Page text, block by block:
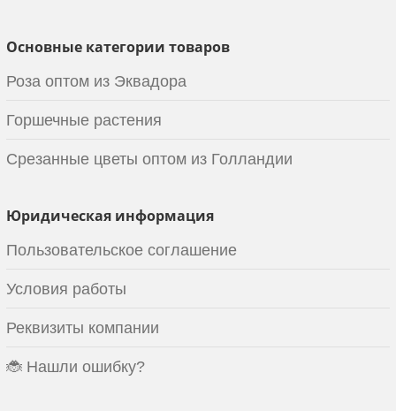
Основные категории товаров
Роза оптом из Эквадора
Горшечные растения
Срезанные цветы оптом из Голландии
Юридическая информация
Пользовательское соглашение
Условия работы
Реквизиты компании
🐞 Нашли ошибку?